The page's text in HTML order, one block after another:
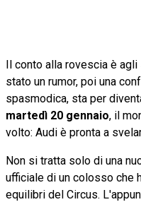
Il conto alla rovescia è
stato un rumor, poi una
spasmodica, sta per
martedì 20 gennaio, il
volto: Audi è pronta a
Non si tratta solo di una
ufficiale di un colosso che
equilibri del Circus.